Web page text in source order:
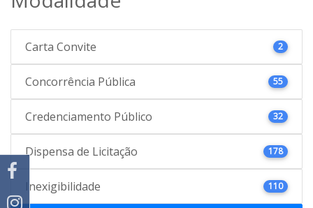
Carta Convite 2
Concorrência Pública 55
Credenciamento Público 32
Dispensa de Licitação 178
Inexigibilidade 110